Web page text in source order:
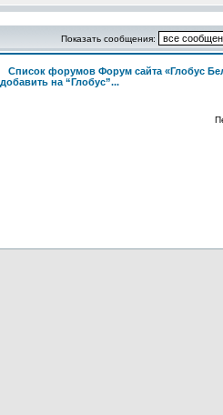
Показать сообщения:
Список форумов Форум сайта «Глобус
добавить на “Глобус”...